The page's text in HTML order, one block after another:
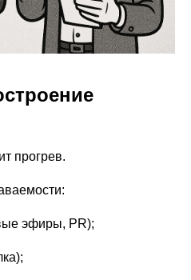
прогрев.
эфиры, PR);